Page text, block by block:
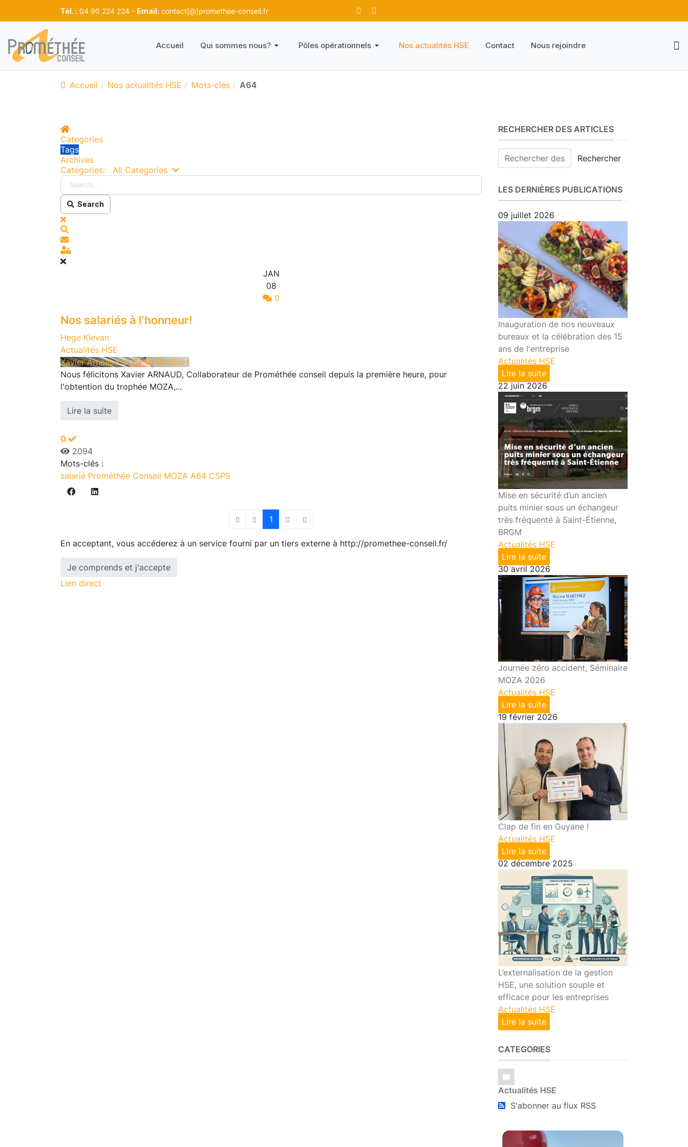
Tél. : 04 90 224 224 - Email: contact[@]promethee-conseil.fr
Accueil Qui sommes nous? Pôles opérationnels Nos actualités HSE Contact Nous rejoindre
Accueil Nos actualités HSE Mots-clés A64
Home
Categories
Tags
Archives
Categories:
All Categories Search...
Search
x
S'abonner au blog
Sign In
JAN
08
0
Nos salariés à l’honneur!
Hege Klevan
Actualités HSE
Xavier Arnaaud et Dimiti Reichart
Nous félicitons Xavier ARNAUD, Collaborateur de Prométhée conseil depuis la première heure, pour
l'obtention du trophée MOZA,...
Lire la suite
0
2094
Mots-clés :
salarié Prométhée Conseil MOZA A64 CSPS
First Page
Previous Page
1
Next Page
Last Page
En acceptant, vous accéderez à un service fourni par un tiers externe à http://promethee-conseil.fr/
Je comprends et j'accepte
Lien direct
RECHERCHER DES ARTICLES
Rechercher
LES DERNIÈRES PUBLICATIONS
09 juillet 2026
Inauguration de nos nouveaux
bureaux et la célébration des 15
ans de l'entreprise
Actualités HSE
Lire la suite
22 juin 2026
Mise en sécurité d’un ancien
puits minier sous un échangeur
très fréquenté à Saint-Étienne,
BRGM
Actualités HSE
Lire la suite
30 avril 2026
Journée zéro accident, Séminaire
MOZA 2026
Actualités HSE
Lire la suite
19 février 2026
Clap de fin en Guyane !
Actualités HSE
Lire la suite
02 décembre 2025
L’externalisation de la gestion
HSE, une solution souple et
efficace pour les entreprises
Actualités HSE
Lire la suite
CATEGORIES
Actualités HSE
S'abonner au flux RSS